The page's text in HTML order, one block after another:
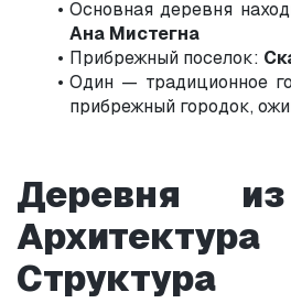
Ана Мистегна
Прибрежный поселок:
Один — традиционное
прибрежный городок,
Деревня
Структура